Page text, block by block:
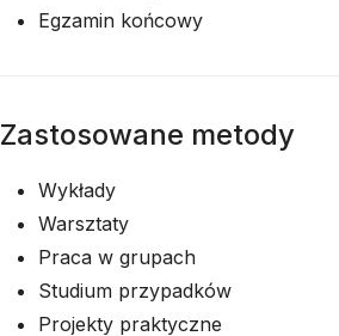
Egzamin końcowy
Zastosowane metody
Wykłady
Warsztaty
Praca w grupach
Studium przypadków
Projekty praktyczne